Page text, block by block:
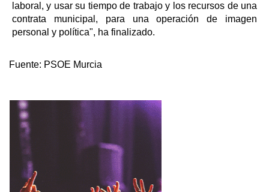
laboral, y usar su tiempo de trabajo y los recursos de una
contrata municipal, para una operación de imagen
personal y política", ha finalizado.
Fuente: PSOE Murcia